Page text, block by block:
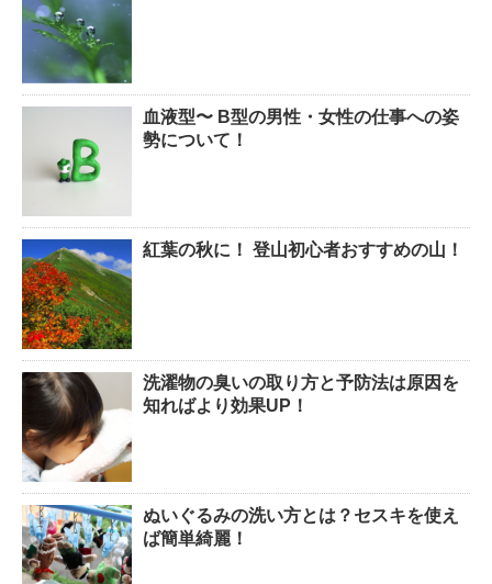
血液型〜 B型の男性・女性の仕事への姿
勢について！
紅葉の秋に！ 登山初心者おすすめの山！
洗濯物の臭いの取り方と予防法は原因を
知ればより効果UP！
ぬいぐるみの洗い方とは？セスキを使え
ば簡単綺麗！